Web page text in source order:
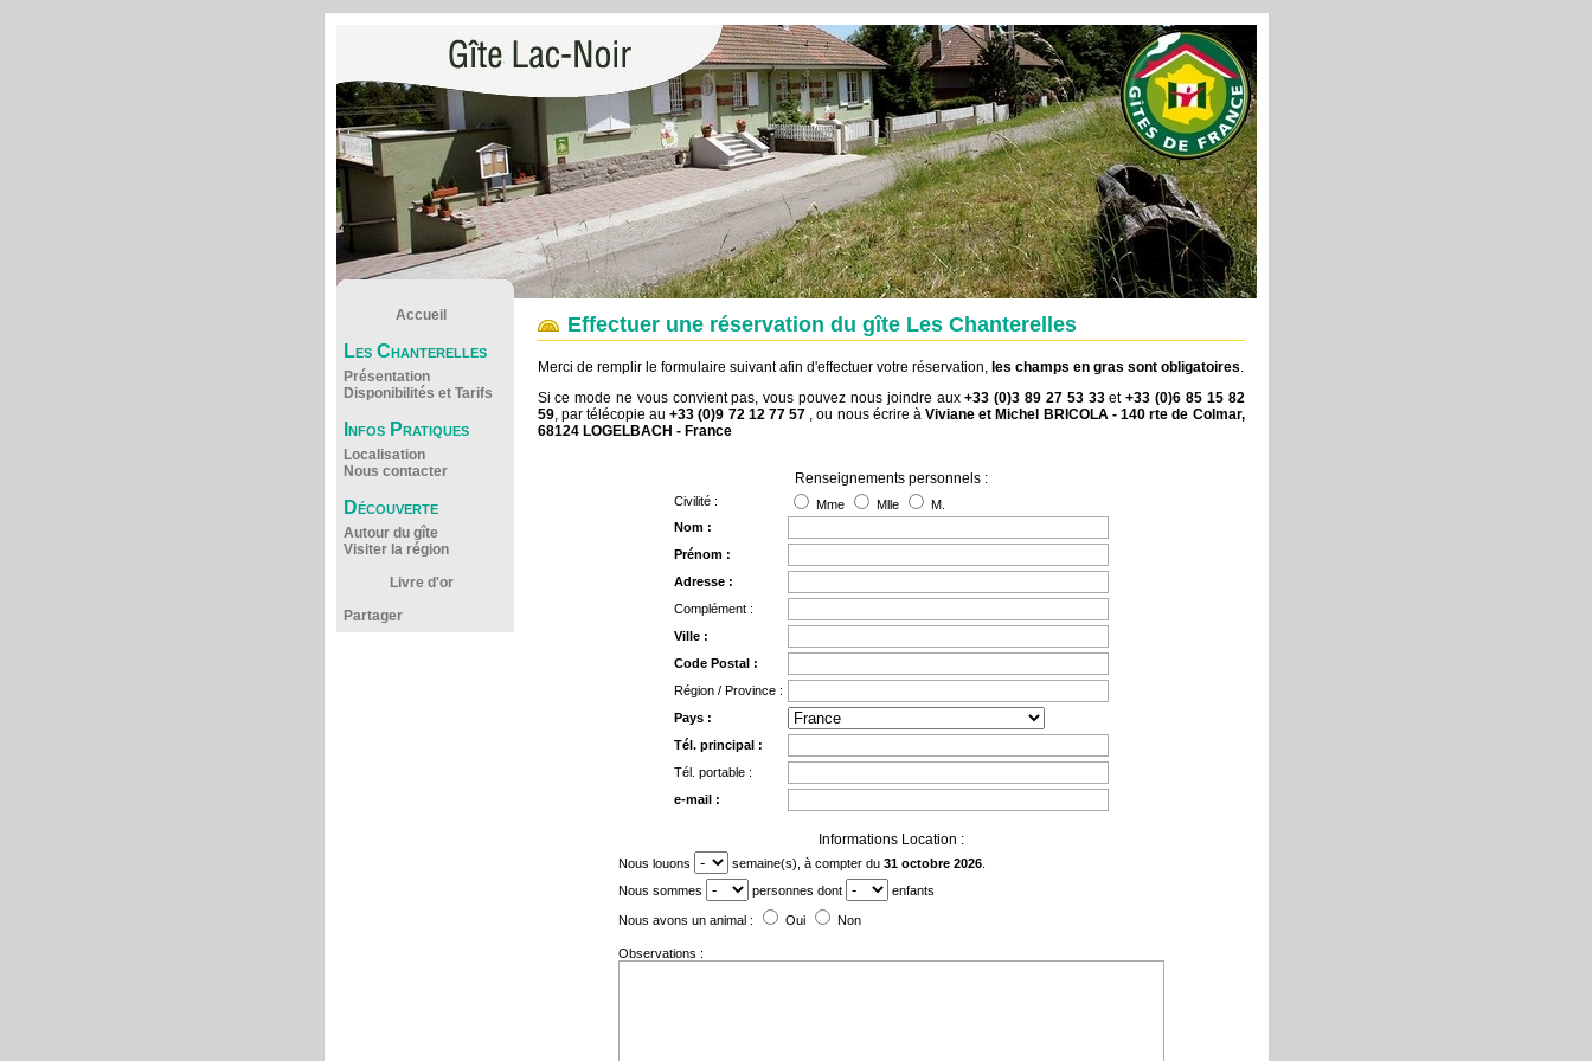
Accueil
Les Chanterelles
Présentation
Disponibilités et Tarifs
Infos Pratiques
Localisation
Nous contacter
Découverte
Autour du gîte
Visiter la région
Livre d'or
Partager
Effectuer une réservation du gîte Les Chanterelles
Merci de remplir le formulaire suivant afin d'effectuer votre réservation, les champs en gras sont obligatoires.
Si ce mode ne vous convient pas, vous pouvez nous joindre aux+33 (0)3 89 27 53 33et+33 (0)6 85 15 82
59, par télécopie au+33 (0)9 72 12 77 57 , ou nous écrire àViviane et Michel BRICOLA - 140 rte de Colmar,
68124 LOGELBACH - France
Renseignements personnels :
Civilité : Mme Mlle
M.
Nom :
Prénom :
Adresse :
Complément :
Ville :
Code Postal :
Région / Province :
Pays :
Tél. principal :
Tél. portable :
e-mail :
Informations Location :
Nous louons semaine(s), à compter du 31 octobre 2026.
Nous sommes
personnes dont enfants
Nous avons un animal : Oui Non
Observations :